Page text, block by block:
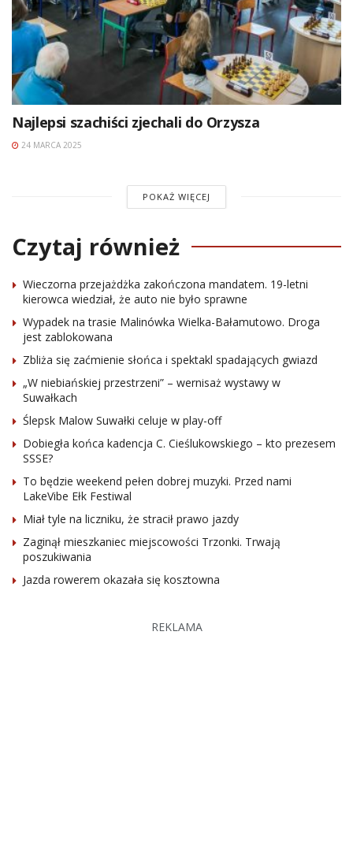
Najlepsi szachiści zjechali do Orzysza
24 MARCA 2025
POKAŻ WIĘCEJ
Czytaj również
Wieczorna przejażdżka zakończona mandatem. 19-letni
kierowca wiedział, że auto nie było sprawne
Wypadek na trasie Malinówka Wielka-Bałamutowo. Droga
jest zablokowana
Zbliża się zaćmienie słońca i spektakl spadających gwiazd
„W niebiańskiej przestrzeni” – wernisaż wystawy w
Suwałkach
Ślepsk Malow Suwałki celuje w play-off
Dobiegła końca kadencja C. Cieślukowskiego – kto prezesem
SSSE?
To będzie weekend pełen dobrej muzyki. Przed nami
LakeVibe Ełk Festiwal
Miał tyle na liczniku, że stracił prawo jazdy
Zaginął mieszkaniec miejscowości Trzonki. Trwają
poszukiwania
Jazda rowerem okazała się kosztowna
REKLAMA